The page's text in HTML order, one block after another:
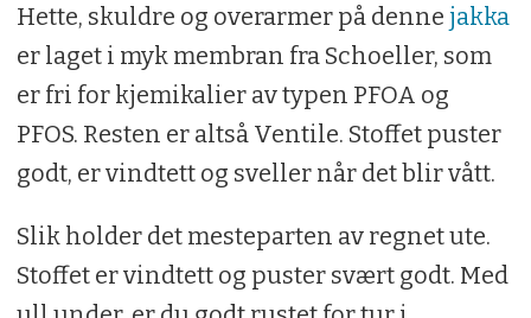
Hette, skuldre og overarmer på denne jakka
er laget i myk membran fra Schoeller, som
er fri for kjemikalier av typen PFOA og
PFOS. Resten er altså Ventile. Stoffet puster
godt, er vindtett og sveller når det blir vått.
Slik holder det mesteparten av regnet ute.
Stoffet er vindtett og puster svært godt. Med